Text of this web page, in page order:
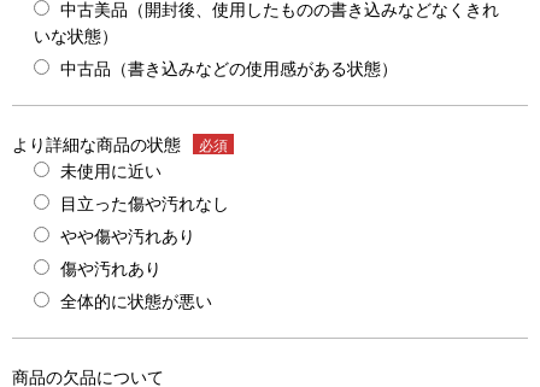
中古美品（開封後、使用したものの書き込みなどなくきれ
いな状態）
中古品（書き込みなどの使用感がある状態）
より詳細な商品の状態 必須
未使用に近い
目立った傷や汚れなし
やや傷や汚れあり
傷や汚れあり
全体的に状態が悪い
商品の欠品について